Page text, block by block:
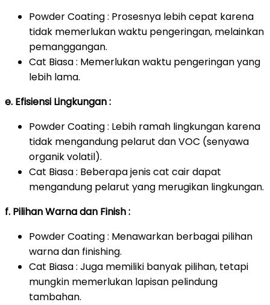
Powder Coating : Prosesnya lebih cepat karena
tidak memerlukan waktu pengeringan, melainkan
pemanggangan.
Cat Biasa : Memerlukan waktu pengeringan yang
lebih lama.
e. Efisiensi Lingkungan :
Powder Coating : Lebih ramah lingkungan karena
tidak mengandung pelarut dan VOC (senyawa
organik volatil).
Cat Biasa : Beberapa jenis cat cair dapat
mengandung pelarut yang merugikan lingkungan.
f. Pilihan Warna dan Finish :
Powder Coating : Menawarkan berbagai pilihan
warna dan finishing.
Cat Biasa : Juga memiliki banyak pilihan, tetapi
mungkin memerlukan lapisan pelindung
tambahan.